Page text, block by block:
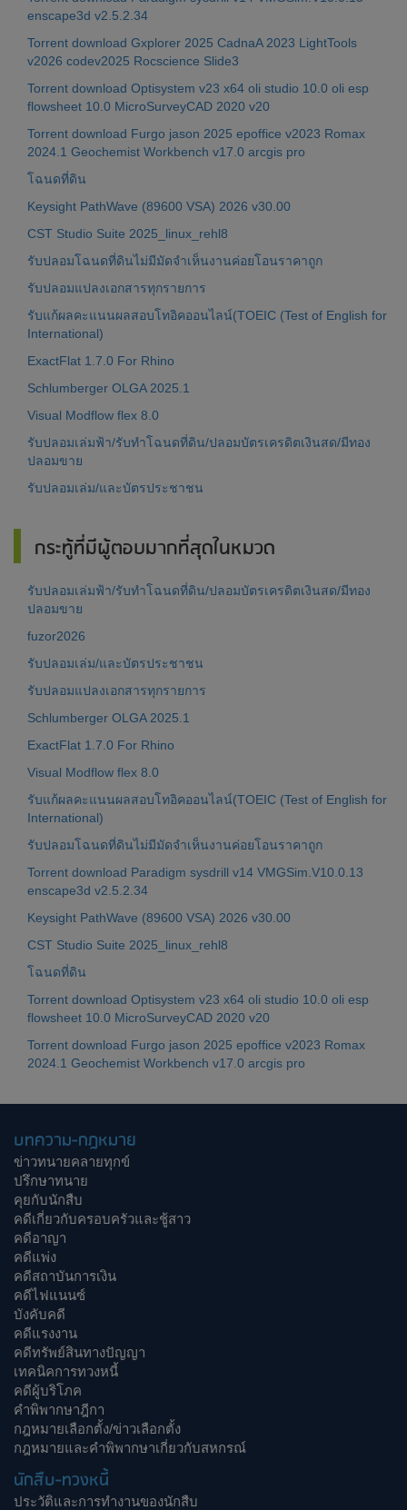
enscape3d v2.5.2.34
Torrent download Gxplorer 2025 CadnaA 2023 LightTools
v2026 codev2025 Rocscience Slide3
Torrent download Optisystem v23 x64 oli studio 10.0 oli esp
flowsheet 10.0 MicroSurveyCAD 2020 v20
Torrent download Furgo jason 2025 epoffice v2023 Romax
2024.1 Geochemist Workbench v17.0 arcgis pro
โฉนดที่ดิน
Keysight PathWave (89600 VSA) 2026 v30.00
CST Studio Suite 2025_linux_rehl8
รับปลอมโฉนดที่ดินไม่มีมัดจำเห็นงานค่อยโอนราคาถูก
รับปลอมแปลงเอกสารทุกรายการ
รับแก้ผลคะแนนผลสอบโทอิคออนไลน์(TOEIC (Test of English for
International)
ExactFlat 1.7.0 For Rhino
Schlumberger OLGA 2025.1
Visual Modflow flex 8.0
รับปลอมเล่มฟ้า/รับทำโฉนดที่ดิน/ปลอมบัตรเครดิตเงินสด/มีทอง
ปลอมขาย
รับปลอมเล่ม/และบัตรประชาชน
กระทู้ที่มีผู้ตอบมากที่สุดในหมวด
รับปลอมเล่มฟ้า/รับทำโฉนดที่ดิน/ปลอมบัตรเครดิตเงินสด/มีทอง
ปลอมขาย
fuzor2026
รับปลอมเล่ม/และบัตรประชาชน
รับปลอมแปลงเอกสารทุกรายการ
Schlumberger OLGA 2025.1
ExactFlat 1.7.0 For Rhino
Visual Modflow flex 8.0
รับแก้ผลคะแนนผลสอบโทอิคออนไลน์(TOEIC (Test of English for
International)
รับปลอมโฉนดที่ดินไม่มีมัดจำเห็นงานค่อยโอนราคาถูก
Torrent download Paradigm sysdrill v14 VMGSim.V10.0.13
enscape3d v2.5.2.34
Keysight PathWave (89600 VSA) 2026 v30.00
CST Studio Suite 2025_linux_rehl8
โฉนดที่ดิน
Torrent download Optisystem v23 x64 oli studio 10.0 oli esp
flowsheet 10.0 MicroSurveyCAD 2020 v20
Torrent download Furgo jason 2025 epoffice v2023 Romax
2024.1 Geochemist Workbench v17.0 arcgis pro
บทความ-กฎหมาย
ข่าวทนายคลายทุกข์
ปรึกษาทนาย
คุยกับนักสืบ
คดีเกี่ยวกับครอบครัวและชู้สาว
คดีอาญา
คดีแพ่ง
คดีสถาบันการเงิน
คดีไฟแนนซ์
บังคับคดี
คดีแรงงาน
คดีทรัพย์สินทางปัญญา
เทคนิคการทวงหนี้
คดีผู้บริโภค
คำพิพากษาฎีกา
กฎหมายเลือกตั้ง/ข่าวเลือกตั้ง
กฎหมายและคำพิพากษาเกี่ยวกับสหกรณ์
นักสืบ-ทวงหนี้
ประวัติและการทำงานของนักสืบ